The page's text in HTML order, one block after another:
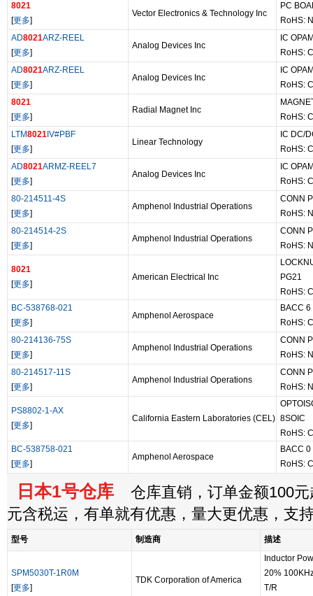
8021
[更多]
Vector Electronics & Technology Inc
PC
RoHS:
AD8021ARZ-REEL
[更多]
Analog Devices Inc
IC
RoHS:
AD8021ARZ-REEL
[更多]
Analog Devices Inc
IC
RoHS:
8021
[更多]
Radial Magnet Inc
RoHS:
LTM8021 IV#PBF
[更多]
Linear Technology
IC DC/
RoHS:
AD8021ARMZ-REEL7
[更多]
Analog Devices Inc
IC
RoHS:
80-214511-4S
[更多]
Amphenol Industrial Operations
CONN
RoHS:
80-214514-2S
[更多]
Amphenol Industrial Operations
CONN
RoHS:
8021
[更多]
American Electrical Inc
PG21
RoHS:
BC-538768-021
[更多]
Amphenol Aerospace
BACC
RoHS:
80-214136-75S
[更多]
Amphenol Industrial Operations
CONN
RoHS:
80-214517-11S
[更多]
Amphenol Industrial Operations
CONN
RoHS:
PS8802-1-AX
[更多]
California Eastern Laboratories (CEL) 8SOIC
RoHS:
BC-538758-021
[更多]
Amphenol Aerospace
BACC
RoHS:
日本1号仓库 仓库直销，订单金额100元
元含税运，有单就有优惠，量大更优惠，支
型号 制造商 描述
SPM5030T-1R0M
[更多]
TDK Corporation of America
Inductor
20%
T/R